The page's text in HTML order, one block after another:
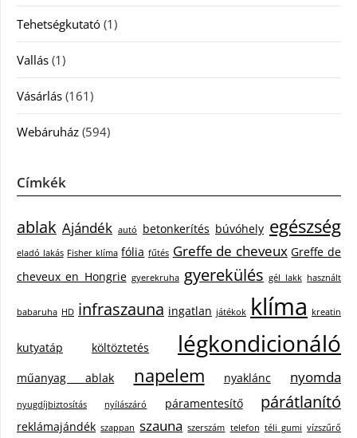
Tehetségkutató (1)
Vallás (1)
Vásárlás (161)
Webáruház (594)
Címkék
ablak Ajándék autó betonkerítés búvóhely egészség
eladó lakás Fisher klíma fólia fűtés Greffe de cheveux Greffe de
cheveux en Hongrie gyerekruha gyerekülés gél lakk használt
babaruha HD infraszauna ingatlan játékok klíma kreatin
kutyatáp költöztetés légkondicionáló
műanyag ablak napelem nyaklánc nyomda
nyugdíjbiztosítás nyílászáró páramentesítő párátlanító
reklámajándék szappan szauna szerszám telefon téli gumi vízszűrő